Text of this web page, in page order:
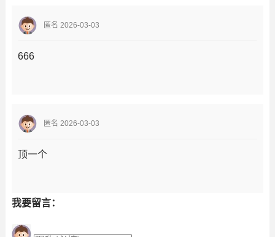
匿名 2026-03-03
666
匿名 2026-03-03
顶一个
我要留言：